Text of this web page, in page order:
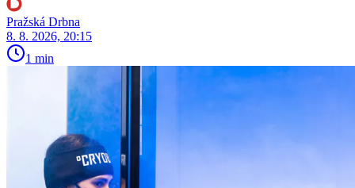
Pražská Drbna
8. 8. 2026, 20:15
1 min